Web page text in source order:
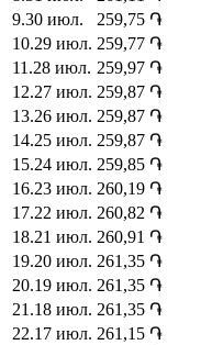
9.30 июл. 259,75 ֏
10.29 июл. 259,77 ֏
11 .28 июл. 259,97 ֏
12.27 июл. 259,87 ֏
13.26 июл. 259,87 ֏
14.25 июл. 259,87 ֏
15.24 июл. 259,85 ֏
16.23 июл. 260,19 ֏
17.22 июл. 260,82 ֏
18.21 июл. 260,91 ֏
19.20 июл. 261,35 ֏
20.19 июл. 261,35 ֏
21 .18 июл. 261,35 ֏
22.17 июл. 261,15 ֏